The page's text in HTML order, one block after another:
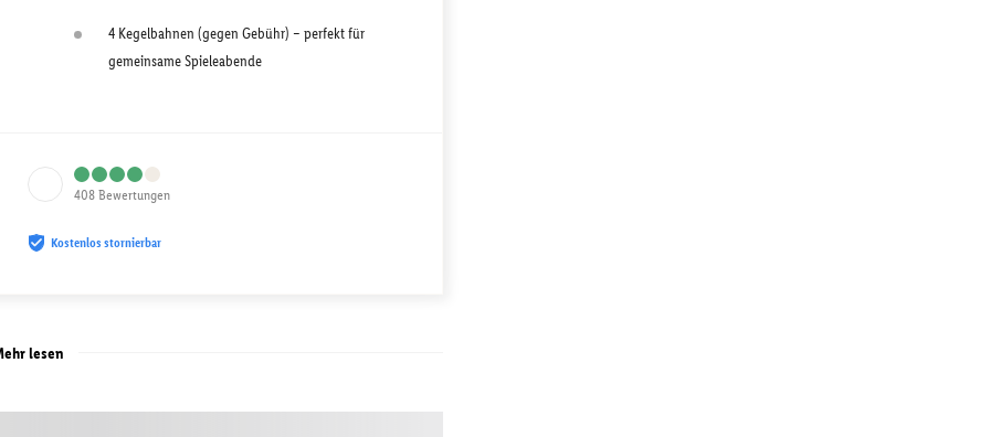
4 Kegelbahnen (gegen Gebühr) – perfekt für
gemeinsame Spieleabende
408 Bewertungen
Kostenlos stornierbar
lesen